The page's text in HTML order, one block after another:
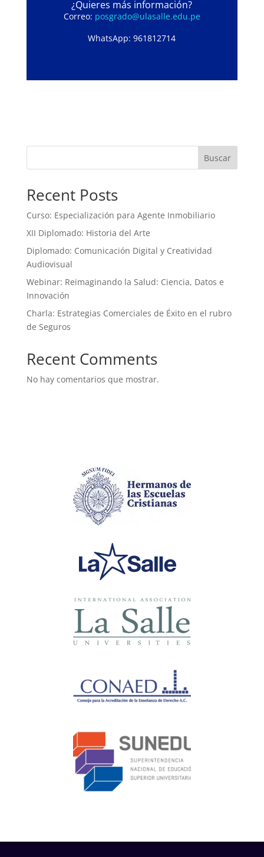
¿Quieres más información?
Correo: posgrado@ulasalle.edu.pe
WhatsApp: 961812714
Buscar
Recent Posts
Curso: Especialización para Agente Inmobiliario
XII Diplomado: Historia del Arte
Diplomado: Comunicación Digital y Creatividad
Audiovisual
Webinar: Reimaginando la Salud: Ciencia, Datos e
Innovación
Charla: Estrategias Comerciales de Éxito en el rubro
de Seguros
Recent Comments
No hay comentarios que mostrar.